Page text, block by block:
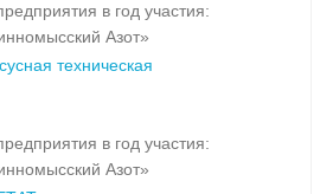
в год участия:
Азот»
техническая
в год участия:
Азот»